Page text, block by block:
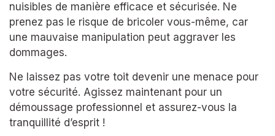
nuisibles de manière efficace et sécurisée. Ne
prenez pas le risque de bricoler vous-même, car
une mauvaise manipulation peut aggraver les
dommages.
Ne laissez pas votre toit devenir une menace pour
votre sécurité. Agissez maintenant pour un
démoussage professionnel et assurez-vous la
tranquillité d’esprit !